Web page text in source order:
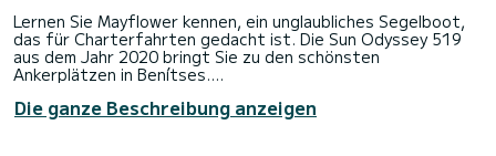
Lernen Sie Mayflower kennen, ein unglaubliches Segelboot,
das für Charterfahrten gedacht ist. Die Sun Odyssey 519
aus dem Jahr 2020 bringt Sie zu den schönsten
Ankerplätzen in Benítses.
Das Segelboot ist 16 Meter lang und hat 80 PS. Die 5
Kabinen bieten während der Fahrt Platz für 12 Passagiere.
Die ganze Beschreibung anzeigen